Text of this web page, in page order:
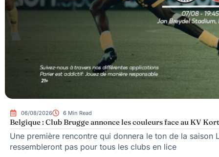
06/08/2026 6 Min Read
Belgique : Club Brugge annonce les couleurs face au KV
Une première rencontre qui donnera le ton de la saison
ressembleront pas pour tous les clubs en lice